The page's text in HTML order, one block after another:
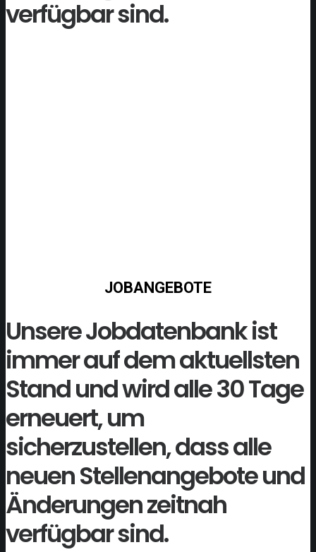
verfügbar sind.
JOBANGEBOTE
Unsere Jobdatenbank ist
immer auf dem aktuellsten
Stand und wird alle 30 Tage
erneuert, um
sicherzustellen, dass alle
neuen Stellenangebote und
Änderungen zeitnah
verfügbar sind.